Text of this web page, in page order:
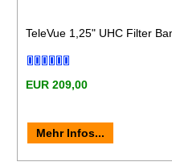
TeleVue 1,25" UHC Filter
EUR 209,00
Mehr Infos...